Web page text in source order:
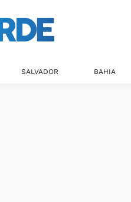
SALVADOR BAHIA